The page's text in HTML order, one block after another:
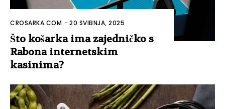
CROSARKA.COM -20 SVIBNJA, 2025
Što košarka ima zajedničko s
Rabona internetskim
kasinima?